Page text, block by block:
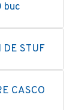
buc
DE STUF
CASCO